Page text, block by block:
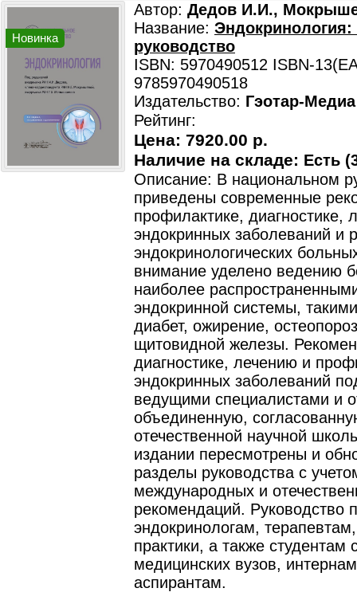
Новинка
Автор: Дедов И.И.,
Название: Эндокринология:
руководство
ISBN: 5970490512 ISBN-
9785970490518
Издательство: Гэотар-Медиа
Рейтинг:
Цена: 7920.00 р.
Наличие на складе: Есть
Описание: В национальном
приведены современные
профилактике, диагностике,
эндокринных заболеваний и
эндокринологических
внимание уделено ведению
наиболее
эндокринной системы,
диабет, ожирение,
щитовидной железы.
диагностике, лечению и
эндокринных заболеваний
ведущими специалистами и
объединенную,
отечественной научной
издании пересмотрены и
разделы руководства с
международных и
рекомендаций. Руководство
эндокринологам,
практики, а также студентам
медицинских вузов,
аспирантам.